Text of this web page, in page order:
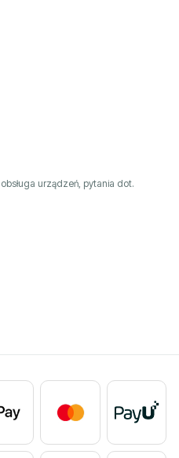
urządzeń, pytania dot.